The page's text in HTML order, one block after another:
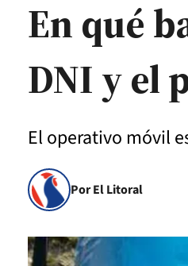
En qué
DNI y el
El operativo móvil
Por El Litoral